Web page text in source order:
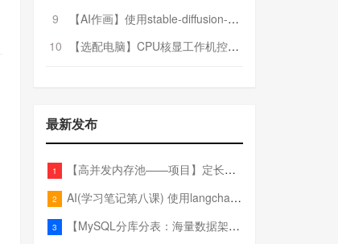
9
【AI作画】使用stable-diffusion-webui搭建AI作画平台
10
【选配电脑】CPU核显工作机控制预算5000
最新发布
1 【高并发内存池——项目】定长内存池——开胃小菜
2 AI(学习笔记第八课) 使用langchain的embedding models
3
【MySQL分库分表：海量数据架构的终极解决方案】